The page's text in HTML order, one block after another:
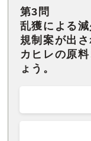
第3問
乱獲による
規制案が出
カヒレの原
ょう。